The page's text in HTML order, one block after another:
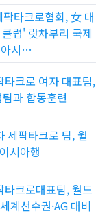
타크로협회, 女 대
럽' 랏차부리 국제
아시…
타크로 여자 대표팀,
과 합동훈련
세팍타크로 팀, 월
시아행
크로대표팀, 월드
계선수권·AG 대비